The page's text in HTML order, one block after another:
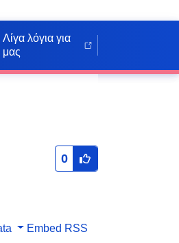
Λίγα λόγια για
μας
0
Embed RSS